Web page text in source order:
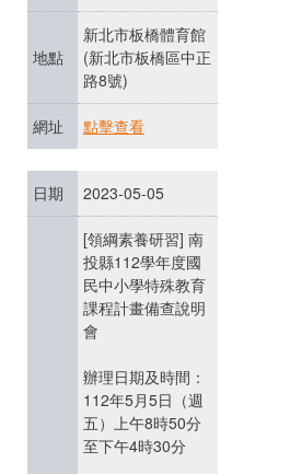
地點
新北市板橋體育館
(新北市板橋區中正
路8號)
網址 點擊查看
日期 2023-05-05
[領綱素養研習] 南
投縣112學年度國
民中小學特殊教育
課程計畫備查說明
會
辦理日期及時間：
112年5月5日（週
五）上午8時50分
至下午4時30分